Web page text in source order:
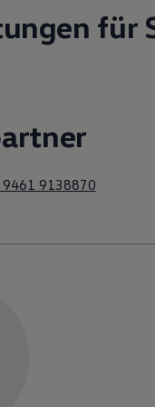
für
9461 9138870